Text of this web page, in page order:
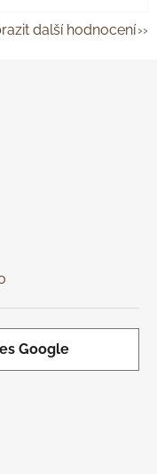
další hodnocení
Google